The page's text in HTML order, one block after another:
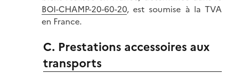
BOI-CHAMP-20-60-20, est soumise à la TVA
en France.
C. Prestations accessoires aux
transports